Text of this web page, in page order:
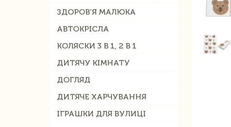
ЗДОРОВ'Я МАЛЮКА
АВТОКРІСЛА
КОЛЯСКИ 3 В 1, 2 В 1
ДИТЯЧУ КІМНАТУ
ДОГЛЯД
ДИТЯЧЕ ХАРЧУВАННЯ
ІГРАШКИ ДЛЯ ВУЛИЦІ